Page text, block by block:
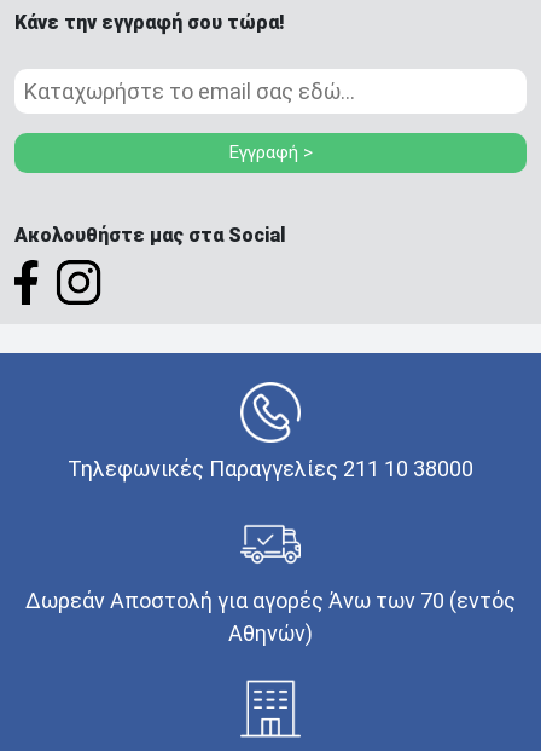
Κάνε την εγγραφή σου τώρα!
Εγγραφή >
Ακολουθήστε μας στα Social
Τηλεφωνικές Παραγγελίες 211 10 38000
Δωρεάν Αποστολή για αγορές Άνω των 70 (εντός
Αθηνών)